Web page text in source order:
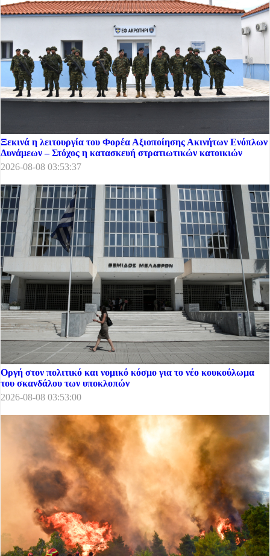
Ξεκινά η λειτουργία του Φορέα Αξιοποίησης Ακινήτων Ενόπλων
Δυνάμεων – Στόχος η κατασκευή στρατιωτικών κατοικιών
2026-08-08 03:53:37
Οργή στον πολιτικό και νομικό κόσμο για το νέο κουκούλωμα
του σκανδάλου των υποκλοπών
2026-08-08 03:53:00